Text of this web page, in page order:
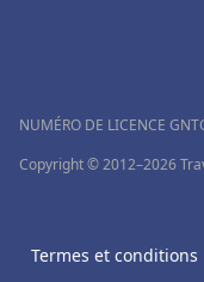
NUMÉRO DE LICENCE
Copyright © 2012–2026
Termes et conditions